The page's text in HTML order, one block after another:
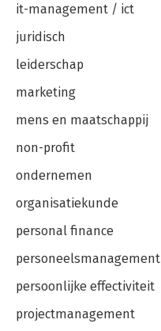
it-management / ict
juridisch
leiderschap
marketing
mens en maatschappij
non-profit
ondernemen
organisatiekunde
personal finance
personeelsmanagement
persoonlijke effectiviteit
projectmanagement